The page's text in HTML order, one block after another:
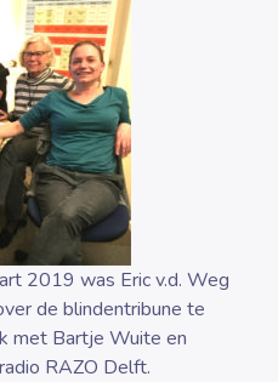
2019 was Eric v.d. Weg
de blindentribune te
met Bartje Wuite en
RAZO Delft.